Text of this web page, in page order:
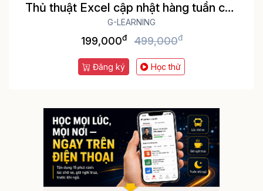
Thủ thuật Excel cập nhật hàng tuần cho
dân văn phòng
G-LEARNING
199,000đ 499,000đ
Đăng ký Học thử